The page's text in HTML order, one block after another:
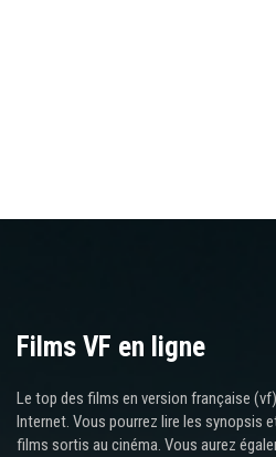
Films VF en ligne
Le top des films en version française
Internet. Vous pourrez lire les synopsis
films sortis au cinéma. Vous aurez